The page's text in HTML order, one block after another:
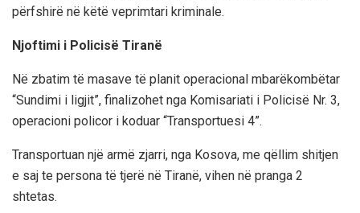
përfshirë në këtë veprimtari kriminale.
Njoftimi i Policisë Tiranë
Në zbatim të masave të planit operacional mbarëkombëtar
“Sundimi i ligjit”, finalizohet nga Komisariati i Policisë Nr. 3,
operacioni policor i koduar “Transportuesi 4”.
Transportuan një armë zjarri, nga Kosova, me qëllim shitjen
e saj te persona të tjerë në Tiranë, vihen në pranga 2
shtetas.